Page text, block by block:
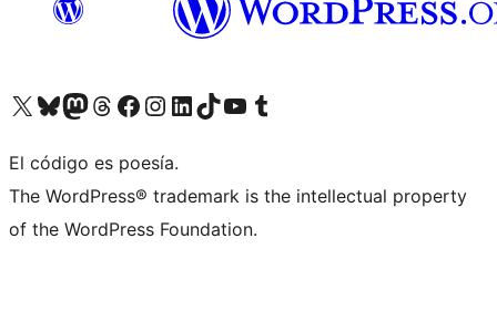
Visita nuestra cuenta de X (anteriormente Twitter)
Visita nuestra cuenta de Bluesky
Visita nuestra cuenta de Mastodon
Visita nuestra cuenta de Threads
Visita nuestra página de Facebook
Visita nuestra cuenta de Instagram
Visita nuestra cuenta de LinkedIn
Visita nuestra cuenta de TikTok
Visita nuestro canal de YouTube
Visita nuestra cuenta de Tumblr
El código es poesía.
The WordPress® trademark is the intellectual property
of the WordPress Foundation.